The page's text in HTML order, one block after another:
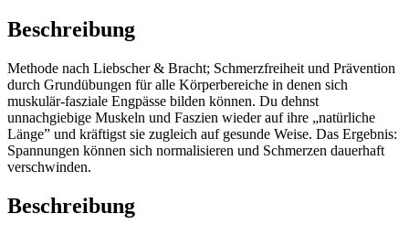
Beschreibung
Methode nach Liebscher & Bracht; Schmerzfreiheit und Prävention
durch Grundübungen für alle Körperbereiche in denen sich
muskulär-fasziale Engpässe bilden können. Du dehnst
unnachgiebige Muskeln und Faszien wieder auf ihre „natürliche
Länge” und kräftigst sie zugleich auf gesunde Weise. Das Ergebnis:
Spannungen können sich normalisieren und Schmerzen dauerhaft
verschwinden.
Beschreibung